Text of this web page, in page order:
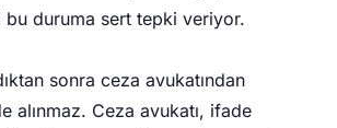
duruma sert tepki veriyor.
sonra ceza avukatından
alınmaz. Ceza avukatı, ifade